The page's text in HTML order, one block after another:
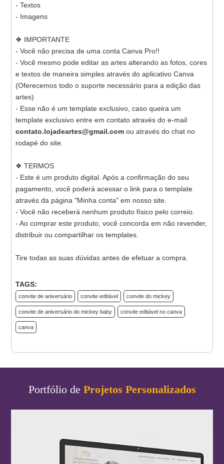
- Textos
- Imagens
❖ IMPORTANTE
- Você não precisa de uma conta Canva Pro!!
- Você mesmo pode editar as artes alterando as fotos, cores
e textos de maneira simples através do aplicativo Canva
(Oferecemos todo o suporte necessário para a edição das
artes)
- Esse não é um template exclusivo, caso queira um
template exclusivo entre em contato através do e-mail
contato.lojadeartes@gmail.com ou através do chat no
rodapé do site.
❖ TERMOS
- Este é um produto digital. Após a confirmação do seu
pagamento, você poderá acessar o link para o template
através da página "Minha conta" em nosso site.
- Você não receberá nenhum produto físico pelo correio.
- Ao comprar este produto, você concorda em não revender,
distribuir ou compartilhar os templates.
Tire todas as suas dúvidas antes de efetuar a compra.
TAGS:
convite de aniversário convite editável convite do mickey
convite de aniversário do mickey baby convite editável no canva
canva
Portfólio de Projetos Personalizados